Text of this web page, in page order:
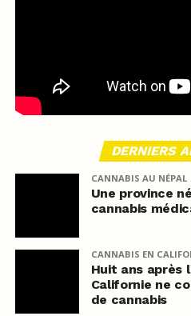
DERNIERS
CANNABIS AU NÉPAL
Une province
cannabis
CANNABIS EN
Huit ans après
Californie ne
de cannabis